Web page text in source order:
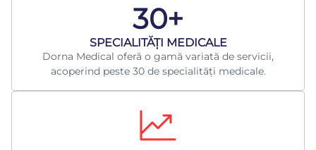
30+
​SPECIALITĂȚI MEDICALE
Dorna Medical oferă o gamă variată de servicii,
acoperind peste 30 de specialități medicale.